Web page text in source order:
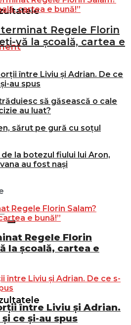
Regele Florin
vă la școală, cartea e
între Liviu și Adrian. De ce
au spus
să găsească o cale
au luat?
sărut pe gură cu soțul
la botezul fiului lui Aron,
au fost nași
Regele Florin
la școală, cartea e
între Liviu și Adrian.
ce și-au spus